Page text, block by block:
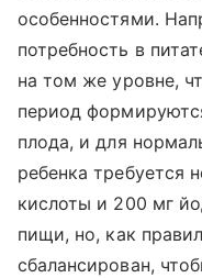
особенностями.
потребность в
на том же уровне,
период
плода, и для
ребенка требуется
кислоты и 200 мг
пищи, но, как
сбалансирован,